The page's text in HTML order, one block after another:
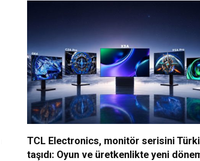
TCL Electronics, monitör serisini
taşıdı: Oyun ve üretkenlikte yeni